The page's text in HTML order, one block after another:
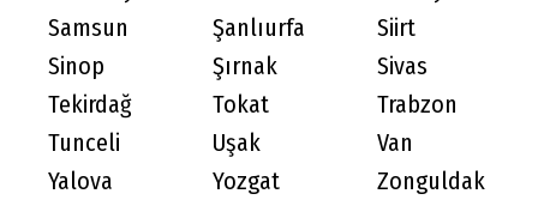
Samsun
Şanlıurfa
Siirt
Sinop
Şırnak
Sivas
Tekirdağ
Tokat
Trabzon
Tunceli
Uşak
Van
Yalova
Yozgat Zonguldak